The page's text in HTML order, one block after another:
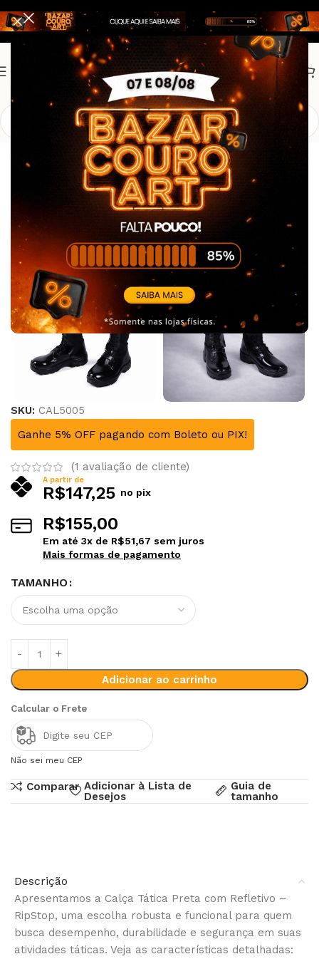
Bombeiro Civil Calças Bombeiro Civil
Calça Tática Preta – c/ Refletivo –
SKU: CAL5005
Ganhe 5% OFF pagando com Boleto ou PIX!
(1 avaliação de cliente)
A partir de
R$147,25 no pix
R$155,00
Em até 3x de R$51,67 sem juros
Mais formas de pagamento
TAMANHO
Adicionar ao carrinho
Calcular o Frete
Não sei meu CEP
Alternative:
Comparar Adicionar à Lista de
Desejos
Guia de
tamanho
Descrição
Apresentamos a Calça Tática Preta com Refletivo –
RipStop, uma escolha robusta e funcional para quem
busca desempenho, durabilidade e segurança em suas
atividades táticas. Veja as características detalhadas: